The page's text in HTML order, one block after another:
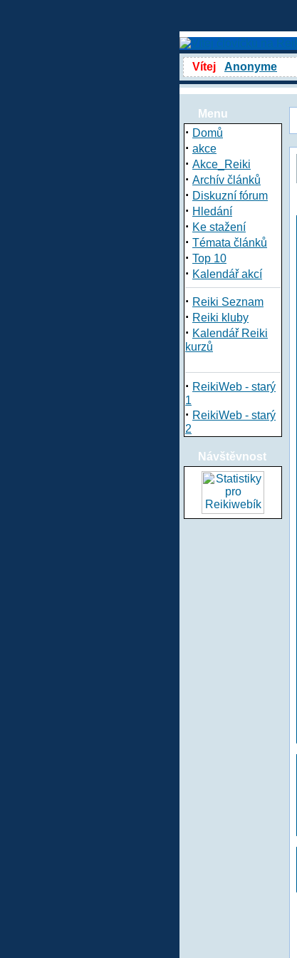
Vítej Anonyme
Menu
· Domů
· akce
· Akce_Reiki
· Archív článků
· Diskuzní fórum
· Hledání
· Ke stažení
· Témata článků
· Top 10
· Kalendář akcí
· Reiki Seznam
· Reiki kluby
· Kalendář Reiki
kurzů
· ReikiWeb - starý
1
· ReikiWeb - starý
2
Návštěvnost